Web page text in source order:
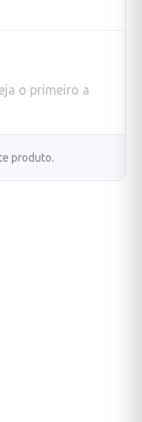
o primeiro a
produto.